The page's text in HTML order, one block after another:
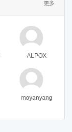
更多
ALPOX
moyanyang